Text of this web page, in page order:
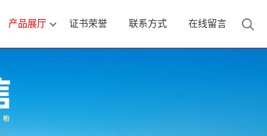
产品展厅 证书荣誉 联系方式 在线留言